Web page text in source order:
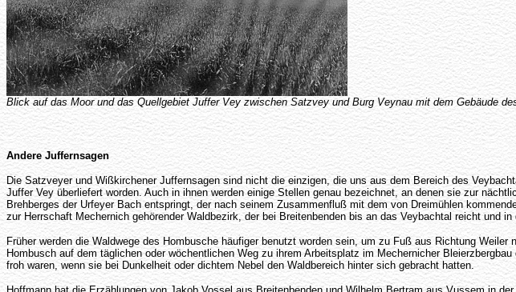
Blick auf das Moor und das Quellgebiet Juffer Vey zwischen Satzvey und Burg Veynau mit dem Gebäude
Andere Juffernsagen
Die Satzveyer und Wißkirchener Juffernsagen sind nicht die einzigen, die uns aus dem Bereich des
Juffer Vey überliefert worden. Auch in ihnen werden einige Stellen genau bezeichnet, an denen sie zur
Brehberges der Urfeyer Bach entspringt, der nach seinem Zusammenfluß mit dem von Dreimühlen
zur Herrschaft Mechernich gehörender Waldbezirk, der bei Breitenbenden bis an das Veybachtal reicht und
Früher werden die Waldwege des Hombusche häufiger benutzt worden sein, um zu Fuß aus Richtung
Hombusch auf dem täglichen oder wöchentlichen Weg zu ihrem Arbeitsplatz im Mechernicher
froh waren, wenn sie bei Dunkelheit oder dichtem Nebel den Waldbereich hinter sich gebracht hatten.